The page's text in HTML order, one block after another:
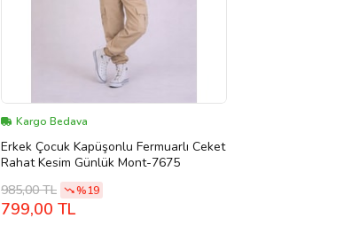
Kargo Bedava
Erkek Çocuk Kapüşonlu Fermuarlı Ceket
Rahat Kesim Günlük Mont-7675
985,00 TL
%19
799,00 TL